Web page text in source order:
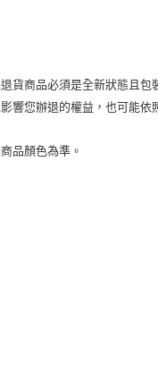
貨商品必須是全新狀態且包
您辦退的權益，也可能依
品顏色為準。